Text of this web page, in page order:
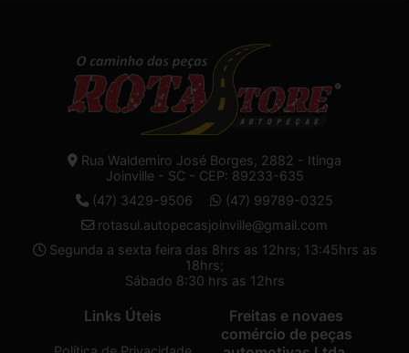
Rua Waldemiro José Borges, 2882 - Itinga
Joinville - SC - CEP: 89233-635
(47) 3429-9506
(47) 99789-0325
rotasul.autopecasjoinville@gmail.com
Segunda a sexta feira das 8hrs as 12hrs; 13:45hrs as
18hrs;
Sábado 8:30 hrs as 12hrs
Links Úteis
Freitas e novaes
comércio de peças